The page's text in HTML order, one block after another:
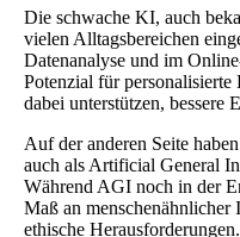
Die schwache KI, auch
vielen Alltagsbereichen
Datenanalyse und im
Potenzial für
dabei unterstützen, bessere
Auf der anderen Seite
auch als Artificial General
Während AGI noch in der
Maß an
ethische Herausforderungen.